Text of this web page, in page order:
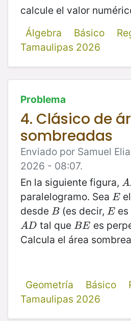
calcule el valor
Álgebra
Básico
Tamaulipas 2026
Problema
4. Clásico de
sombreadas
Enviado por Samuel
2026 - 08:07.
En la siguiente figura, A
A
paralelogramo. Sea E
E el
desde B
B(es decir, E
E es
AD
AD tal que BE
BE es
Calcula el área
Geometría Básico
Tamaulipas 2026